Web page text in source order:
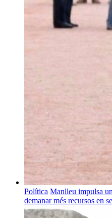
Política Manlleu impulsa
demanar més recursos en